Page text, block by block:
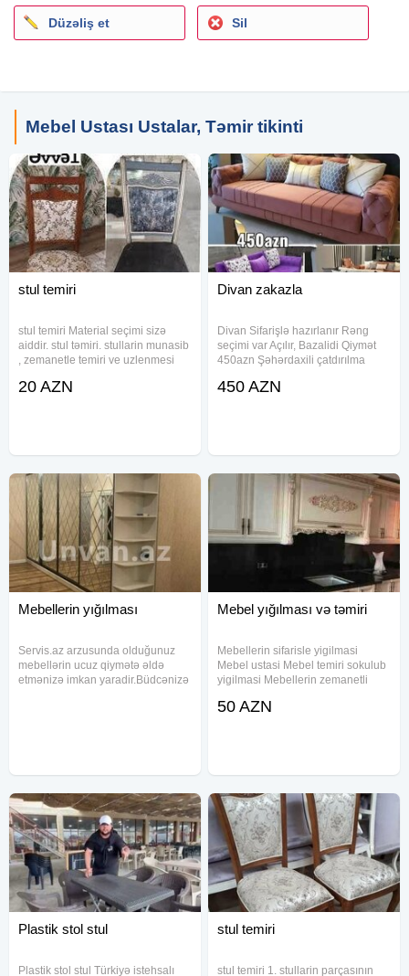
Düzəliş et Sil
Mebel Ustası Ustalar, Təmir tikinti
stul temiri
stul temiri Material seçimi sizə
aiddir. stul təmiri. stullarin munasib
, zemanetle temiri ve uzlenmesi
sifarisler de goturulur. mebel ustası
20 AZN
Divan zakazla
Divan Sifarişlə hazırlanır Rəng
seçimi var Açılır, Bazalidi Qiymət
450azn Şəhərdaxili çatdırılma
450 AZN
Mebellerin yığılması
Servis.az arzusunda olduğunuz
mebellərin ucuz qiymətə əldə
etmənizə imkan yaradir.Büdcənizə
Mebel yığılması və təmiri
Mebellerin sifarisle yigilmasi
Mebel ustasi Mebel temiri sokulub
yigilmasi Mebellerin zemanetli
qiymete temiri ve sifarisle yigilmasi
50 AZN
Plastik stol stul
Plastik stol stul Türkiyə istehsalı
stul temiri
stul temiri 1. stullarin parçasının